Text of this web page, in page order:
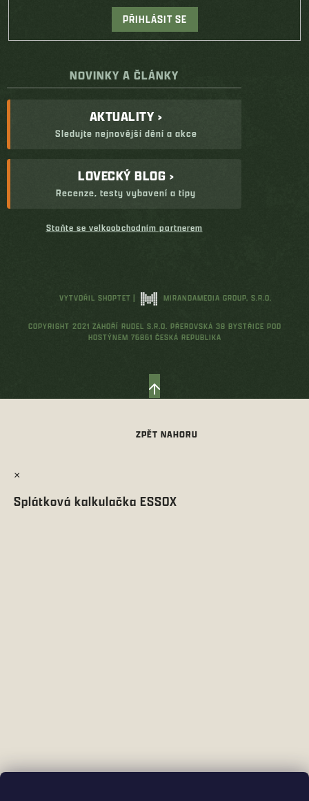
PŘIHLÁSIT SE
NOVINKY A ČLÁNKY
AKTUALITY ›
Sledujte nejnovější dění a akce
LOVECKÝ BLOG ›
Recenze, testy vybavení a tipy
Staňte se velkoobchodním partnerem
VYTVOŘIL SHOPTET | MIRANDAMEDIA GROUP, S.R.O.
COPYRIGHT 2021 ZÁHOŘÍ RUDEL S.R.O. PŘEROVSKÁ 38 BYSTŘICE POD
HOSTÝNEM 76861 ČESKÁ REPUBLIKA
×
Splátková kalkulačka ESSOX